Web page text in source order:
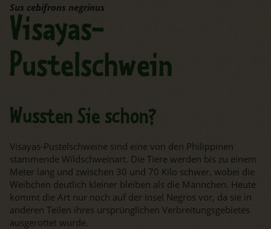
Sus cebifrons negrinus
Visayas-
Pustelschwein
Wussten Sie schon?
Visayas-Pustelschweine sind eine von den Philippinen
stammende Wildschweinart. Die Tiere werden bis zu einem
Meter lang und zwischen 30 und 70 Kilo schwer, wobei die
Weibchen deutlich kleiner bleiben als die Männchen. Heute
kommt die Art nur noch auf der Insel Negros vor, da sie in
anderen Teilen ihres ursprünglichen Verbreitungsgebietes
ausgerottet wurde.